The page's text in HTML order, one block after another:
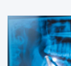
j
s
y
c